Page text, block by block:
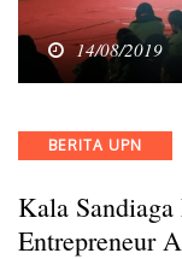
14/08/2019
Categories
BERITA UPN
Kala
Entrepreneur